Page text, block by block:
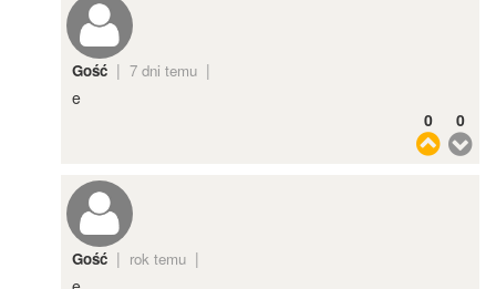
Gość | 7 dni temu |
e
0
0
Gość | rok temu |